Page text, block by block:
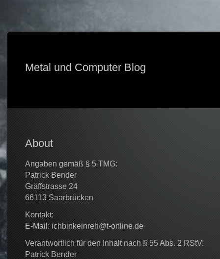
Metal und Computer Blog
About
Angaben gemäß § 5 TMG:
Patrick Bender
Gräffstrasse 24
66113 Saarbrücken
Kontakt:
E-Mail: ichbinkeinreh@t-online.de
Verantwortlich für den Inhalt nach § 55 Abs. 2 RStV:
Patrick Bender